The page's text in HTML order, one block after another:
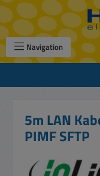
Zum Hauptinhalt springen
Navigation
5m LAN
PIMF SFTP